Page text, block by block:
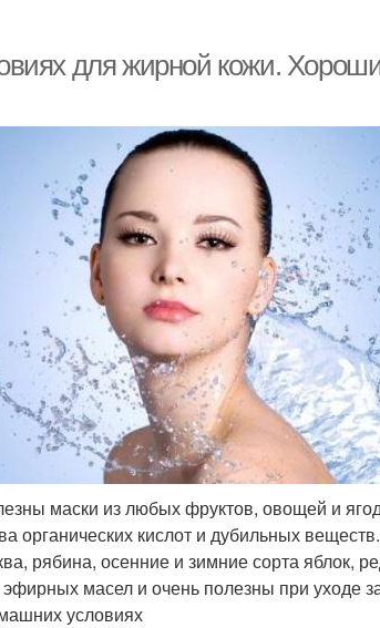
для жирной кожи.
маски из любых фруктов, овощей и
органических кислот и дубильных
рябина, осенние и зимние сорта яблок,
масел и очень полезны при уходе
условиях